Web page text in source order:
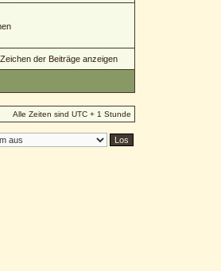
Zeichen der Beiträge anzeigen
Alle Zeiten sind UTC + 1 Stunde